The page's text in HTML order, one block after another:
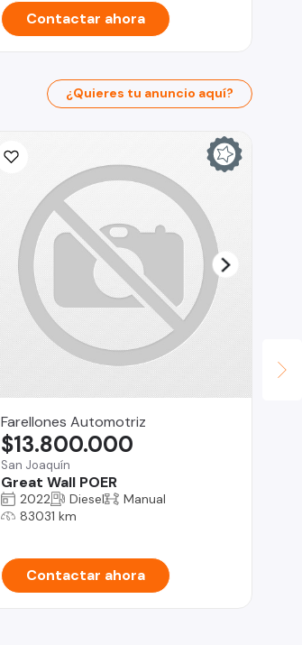
Contactar ahora
¿Quieres tu anuncio aquí?
Farellones Automotriz
San Joaquín
Great Wall POER
$13.800.000
2022 Diesel
Manual
83031 km
Contactar ahora